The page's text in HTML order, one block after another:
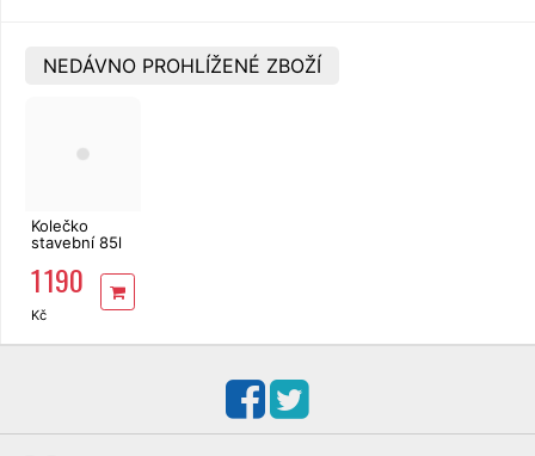
NEDÁVNO PROHLÍŽENÉ ZBOŽÍ
Kolečko
stavební 85l
pozink/demontované
1 190
Kč